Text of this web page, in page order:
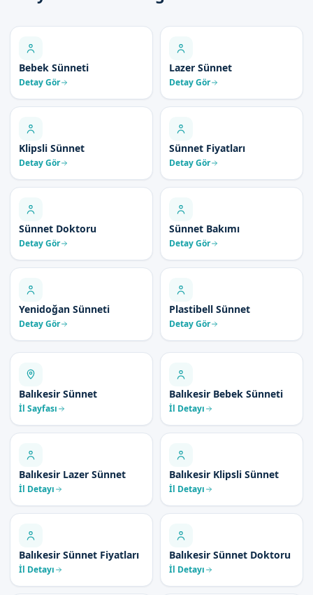
Bebek Sünneti
Detay Gör
Lazer Sünnet
Detay Gör
Klipsli Sünnet
Detay Gör
Sünnet Fiyatları
Detay Gör
Sünnet Doktoru
Detay Gör
Sünnet Bakımı
Detay Gör
Yenidoğan Sünneti
Detay Gör
Plastibell Sünnet
Detay Gör
Balıkesir Sünnet
İl Sayfası
Balıkesir Bebek Sünneti
İl Detayı
Balıkesir Lazer Sünnet
İl Detayı
Balıkesir Klipsli Sünnet
İl Detayı
Balıkesir Sünnet Fiyatları
İl Detayı
Balıkesir Sünnet Doktoru
İl Detayı